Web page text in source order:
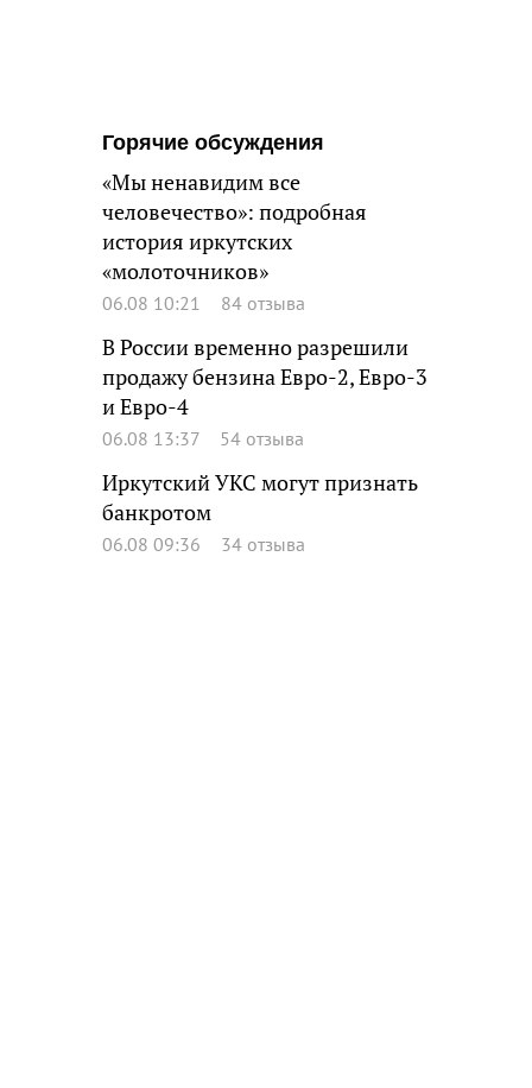
Горячие обсуждения
«Мы ненавидим все
человечество»: подробная
история иркутских
«молоточников»
06.08 10:21 84 отзыва
В России временно разрешили
продажу бензина Евро-2, Евро-3
и Евро-4
06.08 13:37 54 отзыва
Иркутский УКС могут признать
банкротом
06.08 09:36 34 отзыва